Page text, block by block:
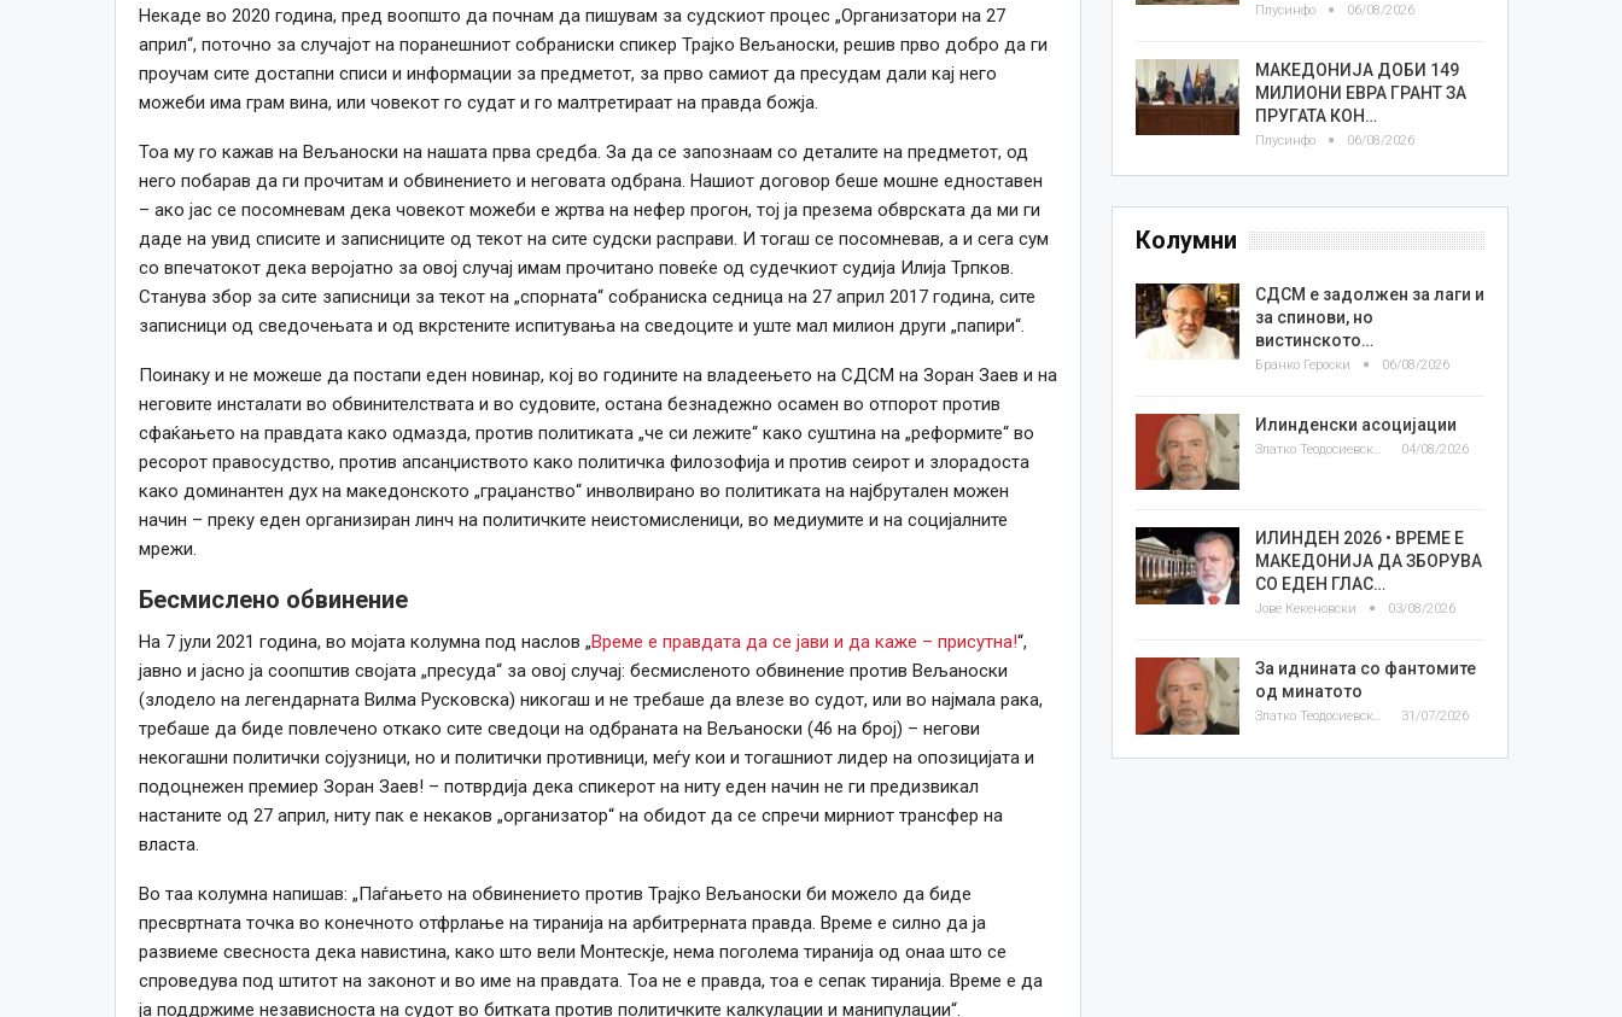
Некаде во 2020 година, пред воопшто да почнам да пишувам за судскиот процес „Организатори на 27
април“, поточно за случајот на поранешниот собраниски спикер Трајко Вељаноски, решив прво добро да ги
проучам сите достапни списи и информации за предметот, за прво самиот да пресудам дали кај него
можеби има грам вина, или човекот го судат и го малтретираат на правда божја.
Тоа му го кажав на Вељаноски на нашата прва средба. За да се запознаам со деталите на предметот, од
него побарав да ги прочитам и обвинението и неговата одбрана. Нашиот договор беше мошне едноставен
– ако јас се посомневам дека човекот можеби е жртва на нефер прогон, тој ја презема обврската да ми ги
даде на увид списите и записниците од текот на сите судски расправи. И тогаш се посомневав, а и сега сум
со впечатокот дека веројатно за овој случај имам прочитано повеќе од судечкиот судија Илија Трпков.
Станува збор за сите записници за текот на „спорната“ собраниска седница на 27 април 2017 година, сите
записници од сведочењата и од вкрстените испитувања на сведоците и уште мал милион други „папири“.
Поинаку и не можеше да постапи еден новинар, кој во годините на владеењето на СДСМ на Зоран Заев и на
неговите инсталати во обвинителствата и во судовите, остана безнадежно осамен во отпорот против
сфаќањето на правдата како одмазда, против политиката „че си лежите“ како суштина на „реформите“ во
ресорот правосудство, против апсанџиството како политичка филозофија и против сеирот и злорадоста
како доминантен дух на македонското „граџанство“ инволвирано во политиката на најбрутален можен
начин – преку еден организиран линч на политичките неистомисленици, во медиумите и на социјалните
мрежи.
Бесмислено обвинение
На 7 јули 2021 година, во мојата колумна под наслов „Време е правдата да се јави и да каже – присутна!“,
јавно и јасно ја соопштив својата „пресуда“ за овој случај: бесмисленото обвинение против Вељаноски
(злодело на легендарната Вилма Русковска) никогаш и не требаше да влезе во судот, или во најмала рака,
требаше да биде повлечено откако сите сведоци на одбраната на Вељаноски (46 на број) – негови
некогашни политички сојузници, но и политички противници, меѓу кои и тогашниот лидер на опозицијата и
подоцнежен премиер Зоран Заев! – потврдија дека спикерот на ниту еден начин не ги предизвикал
настаните од 27 април, ниту пак е некаков „организатор“ на обидот да се спречи мирниот трансфер на
власта.
Во таа колумна напишав: „Паѓањето на обвинението против Трајко Вељаноски би можело да биде
пресвртната точка во конечното отфрлање на тиранија на арбитрерната правда. Време е силно да ја
развиеме свесноста дека навистина, како што вели Монтескје, нема поголема тиранија од онаа што се
спроведува под штитот на законот и во име на правдата. Тоа не е правда, тоа е сепак тиранија. Време е да
ја поддржиме независноста на судот во битката против политичките калкулации и манипулации“.
Плусинфо 06/08/2026
МАКЕДОНИЈА ДОБИ 149
МИЛИОНИ ЕВРА ГРАНТ ЗА
ПРУГАТА КОН…
Плусинфо 06/08/2026
Колумни
СДСМ е задолжен за лаги и
за спинови, но
вистинското…
Бранко Героски 06/08/2026
Илинденски асоцијации
Златко Теодосиевски 04/08/2026
ИЛИНДЕН 2026 • ВРЕМЕ Е
МАКЕДОНИЈА ДА ЗБОРУВА
СО ЕДЕН ГЛАС…
Јове Кекеновски 03/08/2026
За иднината со фантомите
од минатото
Златко Теодосиевски 31/07/2026